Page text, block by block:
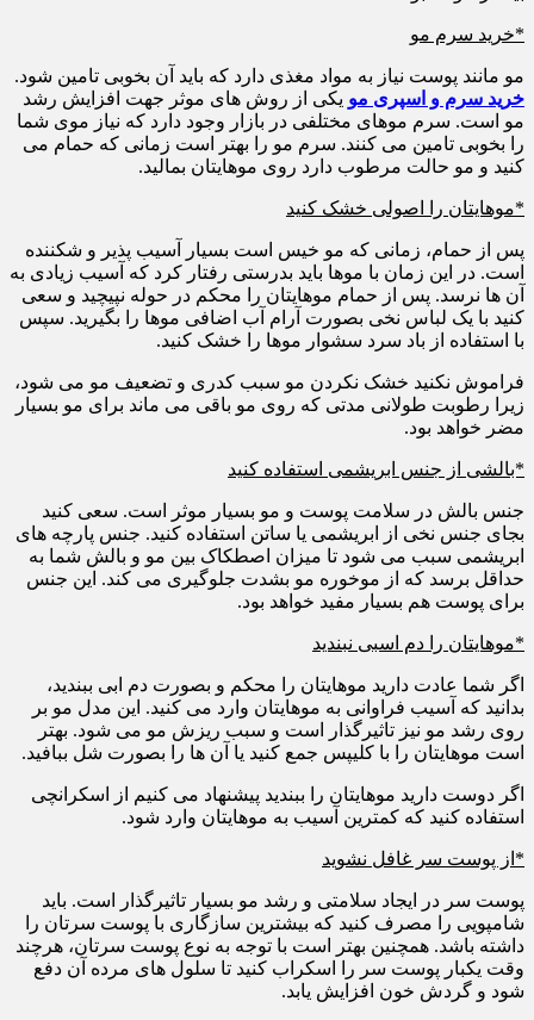
*خرید سرم مو
مو مانند پوست نیاز به مواد مغذی دارد که باید آن بخوبی تامین شود.
خرید سرم و اسپری مو یکی از روش های موثر جهت افزایش رشد
مو است. سرم موهای مختلفی در بازار وجود دارد که نیاز موی شما
را بخوبی تامین می کنند. سرم مو را بهتر است زمانی که حمام می
کنید و مو حالت مرطوب دارد روی موهایتان بمالید.
*موهایتان را اصولی خشک کنید
پس از حمام، زمانی که مو خیس است بسیار آسیب پذیر و شکننده
است. در این زمان با موها باید بدرستی رفتار کرد که آسیب زیادی به
آن ها نرسد. پس از حمام موهایتان را محکم در حوله نپیچید و سعی
کنید با یک لباس نخی بصورت آرام آب اضافی موها را بگیرید. سپس
با استفاده از باد سرد سشوار موها را خشک کنید.
فراموش نکنید خشک نکردن مو سبب کدری و تضعیف مو می شود،
زیرا رطوبت طولانی مدتی که روی مو باقی می ماند برای مو بسیار
مضر خواهد بود.
*بالشی از جنس ابریشمی استفاده کنید
جنس بالش در سلامت پوست و مو بسیار موثر است. سعی کنید
بجای جنس نخی از ابریشمی یا ساتن استفاده کنید. جنس پارچه های
ابریشمی سبب می شود تا میزان اصطکاک بین مو و بالش شما به
حداقل برسد که از موخوره مو بشدت جلوگیری می کند. این جنس
برای پوست هم بسیار مفید خواهد بود.
*موهایتان را دم اسبی نبندید
اگر شما عادت دارید موهایتان را محکم و بصورت دم ابی ببندید،
بدانید که آسیب فراوانی به موهایتان وارد می کنید. این مدل مو بر
روی رشد مو نیز تاثیرگذار است و سبب ریزش مو می شود. بهتر
است موهایتان را با کلیپس جمع کنید یا آن ها را بصورت شل ببافید.
اگر دوست دارید موهایتان را ببندید پیشنهاد می کنیم از اسکرانچی
استفاده کنید که کمترین آسیب به موهایتان وارد شود.
*از پوست سر غافل نشوید
پوست سر در ایجاد سلامتی و رشد مو بسیار تاثیرگذار است. باید
شامپویی را مصرف کنید که بیشترین سازگاری با پوست سرتان را
داشته باشد. همچنین بهتر است با توجه به نوع پوست سرتان، هرچند
وقت یکبار پوست سر را اسکراب کنید تا سلول های مرده آن دفع
شود و گردش خون افزایش یابد.